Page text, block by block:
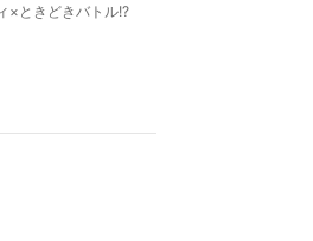
×ときどきバトル!?